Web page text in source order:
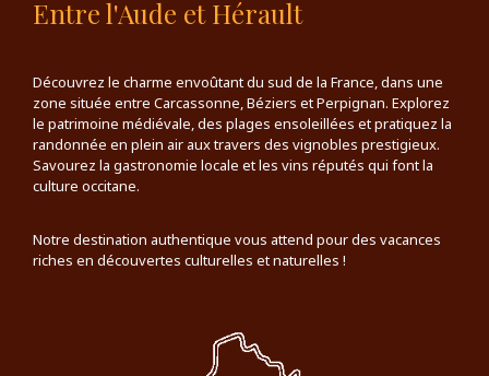
Entre l'Aude et Hérault
Découvrez le charme envoûtant du sud de la France, dans une
zone située entre Carcassonne, Béziers et Perpignan. Explorez
le patrimoine médiévale, des plages ensoleillées et pratiquez la
randonnée en plein air aux travers des vignobles prestigieux.
Savourez la gastronomie locale et les vins réputés qui font la
culture occitane.
Notre destination authentique vous attend pour des vacances
riches en découvertes culturelles et naturelles !